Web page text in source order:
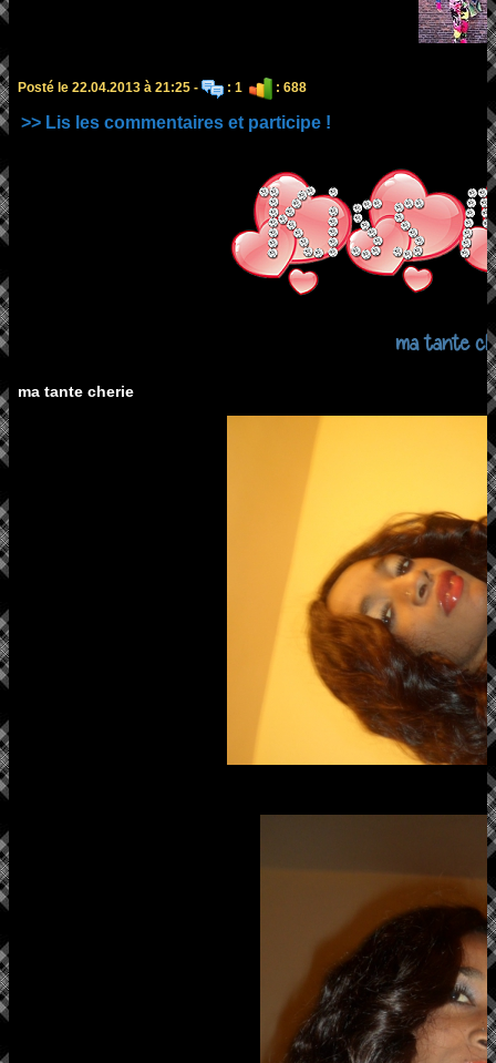
Posté le 22.04.2013 à 21:25 - : 1 : 688
>> Lis les commentaires et participe !
ma tante
ma tante cherie